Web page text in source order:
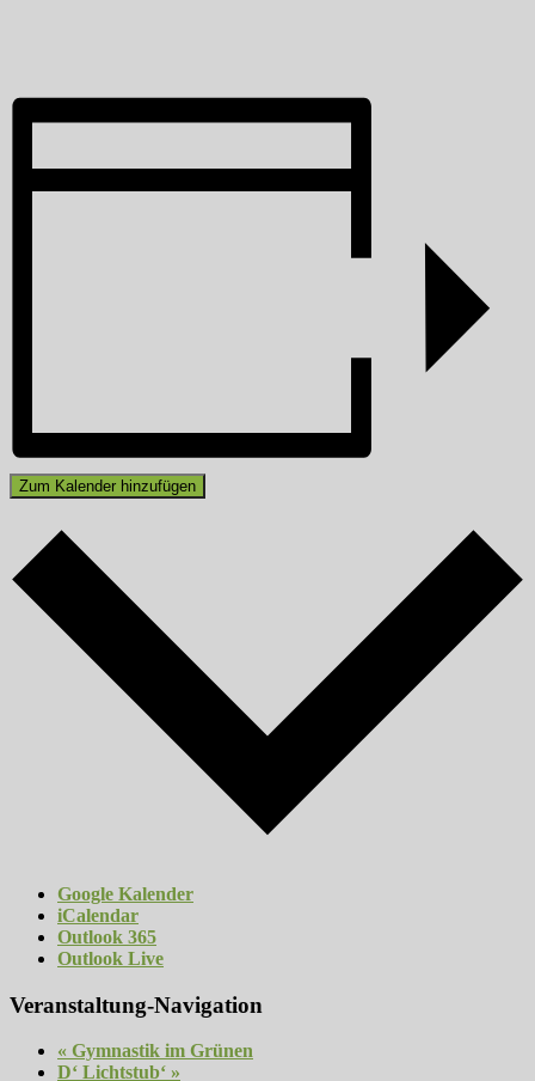
Zum Kalender hinzufügen
Google Kalender
iCalendar
Outlook 365
Outlook Live
Veranstaltung-Navigation
« Gymnastik im Grünen
D‘ Lichtstub‘ »